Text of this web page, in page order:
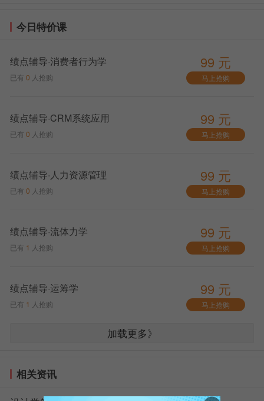
沈阳理工大学2026考研网上确认时间：11月初
（请保留至26年9月）
沈阳理工大学2026考研初试时间：
12月底
2026年考研预报名流程详细步骤（图解）
今日特价课
绩点辅导·消费者行为学
已有 0 人抢购
99 元
马上抢购
绩点辅导·CRM系统应用
已有 0 人抢购
99 元
马上抢购
绩点辅导·人力资源管理
已有 0 人抢购
99 元
马上抢购
绩点辅导·流体力学
已有 1 人抢购
99 元
马上抢购
绩点辅导·运筹学
已有 1 人抢购
99 元
马上抢购
加载更多》
相关资讯